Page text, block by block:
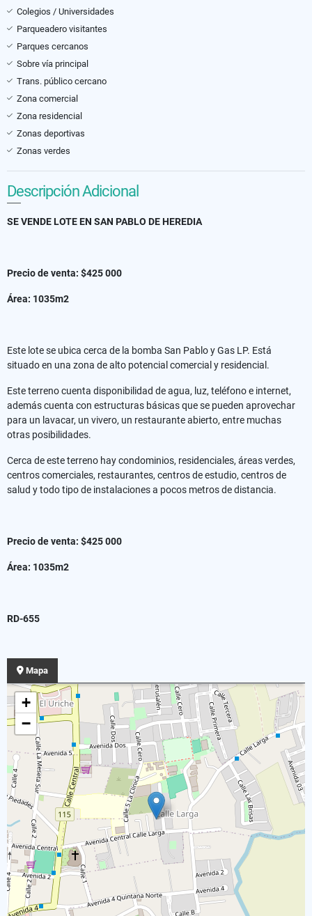
Colegios / Universidades
Parqueadero visitantes
Parques cercanos
Sobre vía principal
Trans. público cercano
Zona comercial
Zona residencial
Zonas deportivas
Zonas verdes
Descripción Adicional
SE VENDE LOTE EN SAN PABLO DE HEREDIA
Precio de venta: $425 000
Área: 1035m2
Este lote se ubica cerca de la bomba San Pablo y Gas LP. Está
situado en una zona de alto potencial comercial y residencial.
Este terreno cuenta disponibilidad de agua, luz, teléfono e internet,
además cuenta con estructuras básicas que se pueden aprovechar
para un lavacar, un vivero, un restaurante abierto, entre muchas
otras posibilidades.
Cerca de este terreno hay condominios, residenciales, áreas verdes,
centros comerciales, restaurantes, centros de estudio, centros de
salud y todo tipo de instalaciones a pocos metros de distancia.
Precio de venta: $425 000
Área: 1035m2
RD-655
Mapa
+
−